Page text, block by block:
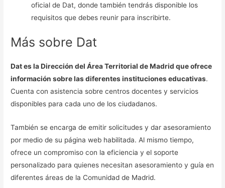
oficial de Dat, donde también tendrás disponible los
requisitos que debes reunir para inscribirte.
Más sobre Dat
Dat es la Dirección del Área Territorial de Madrid que ofrece
información sobre las diferentes instituciones educativas.
Cuenta con asistencia sobre centros docentes y servicios
disponibles para cada uno de los ciudadanos.
También se encarga de emitir solicitudes y dar asesoramiento
por medio de su página web habilitada. Al mismo tiempo,
ofrece un compromiso con la eficiencia y el soporte
personalizado para quienes necesitan asesoramiento y guía en
diferentes áreas de la Comunidad de Madrid.